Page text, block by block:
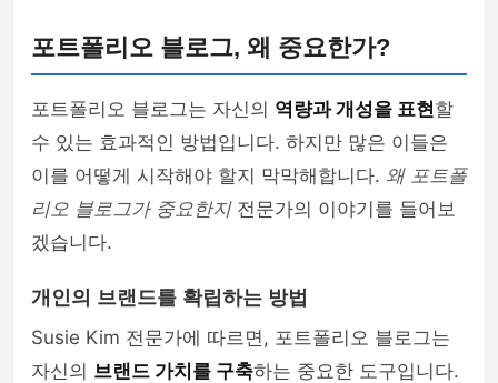
포트폴리오 블로그, 왜 중요한가?
포트폴리오 블로그는 자신의 역량과 개성을 표현할
수 있는 효과적인 방법입니다. 하지만 많은 이들은
이를 어떻게 시작해야 할지 막막해합니다. 왜 포트폴
리오 블로그가 중요한지전문가의 이야기를 들어보
겠습니다.
개인의 브랜드를 확립하는 방법
Susie Kim 전문가에 따르면, 포트폴리오 블로그는
자신의 브랜드 가치를 구축하는 중요한 도구입니다.